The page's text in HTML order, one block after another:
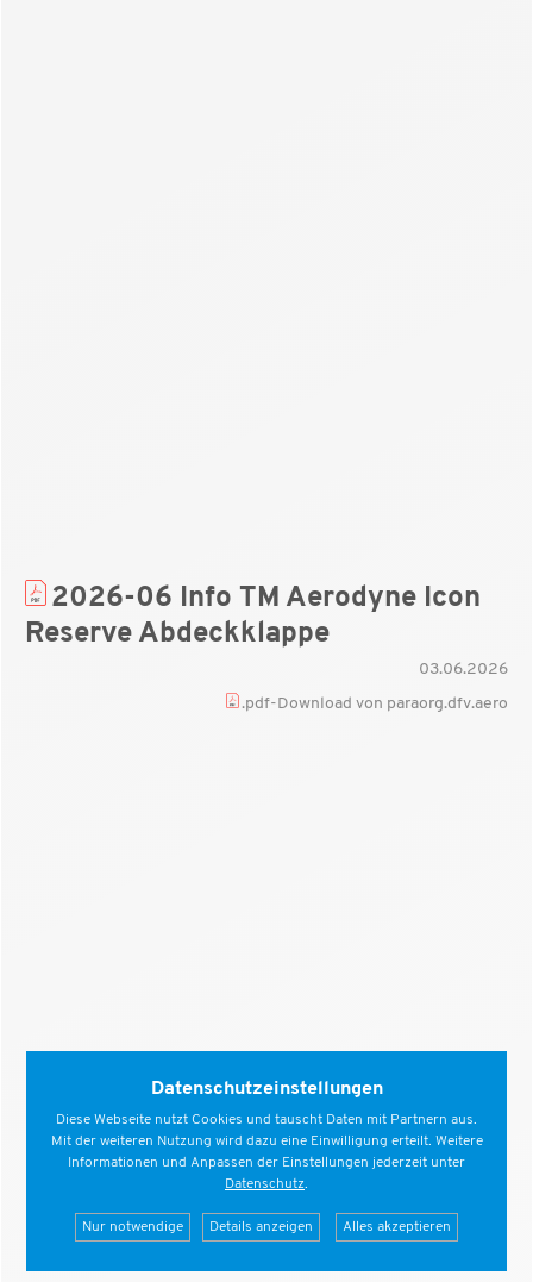
2026-06 Info TM Aerodyne Icon
Reserve Abdeckklappe
03.06.2026
.pdf-Download von paraorg.dfv.aero
Datenschutzeinstellungen
Diese Webseite nutzt Cookies und tauscht Daten mit Partnern aus.
Mit der weiteren Nutzung wird dazu eine Einwilligung erteilt. Weitere
Informationen und Anpassen der Einstellungen jederzeit unter
Datenschutz.
Nur notwendige Details anzeigen Alles akzeptieren